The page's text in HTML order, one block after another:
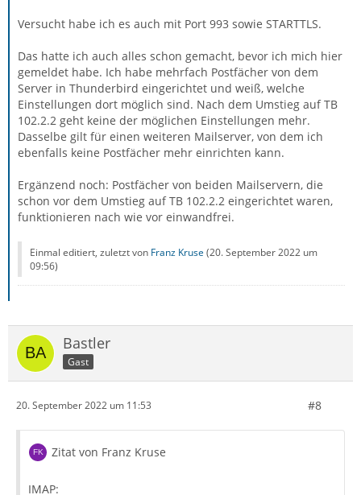
Versucht habe ich es auch mit Port 993 sowie STARTTLS.
Das hatte ich auch alles schon gemacht, bevor ich mich hier
gemeldet habe. Ich habe mehrfach Postfächer von dem
Server in Thunderbird eingerichtet und weiß, welche
Einstellungen dort möglich sind. Nach dem Umstieg auf TB
102.2.2 geht keine der möglichen Einstellungen mehr.
Dasselbe gilt für einen weiteren Mailserver, von dem ich
ebenfalls keine Postfächer mehr einrichten kann.
Ergänzend noch: Postfächer von beiden Mailservern, die
schon vor dem Umstieg auf TB 102.2.2 eingerichtet waren,
funktionieren nach wie vor einwandfrei.
Einmal editiert, zuletzt von Franz Kruse (20. September 2022 um
09:56)
Bastler
Gast
20. September 2022 um 11:53 #8
Zitat von Franz Kruse
IMAP: